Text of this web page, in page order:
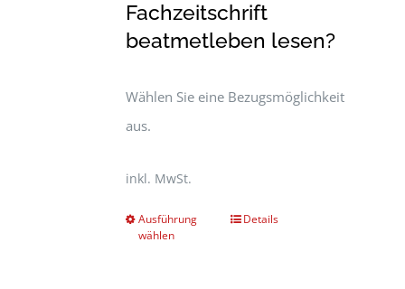
Fachzeitschrift
beatmetleben lesen?
Wählen Sie eine Bezugsmöglichkeit
aus.
inkl. MwSt.
Ausführung
wählen
Details